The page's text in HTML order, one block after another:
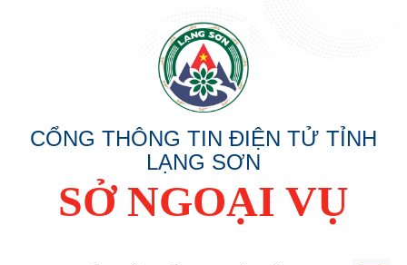
CỔNG THÔNG TIN ĐIỆN TỬ TỈNH
LẠNG SƠN
SỞ NGOẠI VỤ